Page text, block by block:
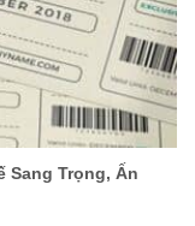
Sang Trọng, Ấn